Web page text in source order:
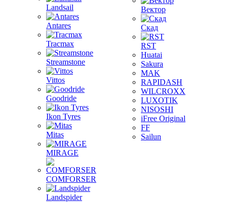
Landsail
Antares
Tracmax
Streamstone
Vittos
Goodride
Ikon Tyres
Mitas
MIRAGE
COMFORSER
Landspider
Вектор
Скад
RST
Huatai
Sakura
MAK
RAPIDASH
WILCROXX
LUXOTIK
NISOSHI
iFree Original
FF
Sailun